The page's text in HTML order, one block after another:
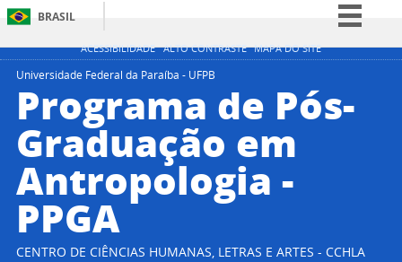
ACESSIBILIDADE ALTO CONTRASTE MAPA DO SITE
BRASIL
Simplifique!
Participe
Legislação
Canais
Universidade Federal da Paraíba - UFPB
Programa de Pós-
Graduação em
Antropologia -
PPGA
CENTRO DE CIÊNCIAS HUMANAS, LETRAS E ARTES - CCHLA